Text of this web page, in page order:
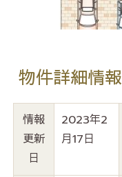
物件詳細情報
情報
更新
日
2023年2
月17日